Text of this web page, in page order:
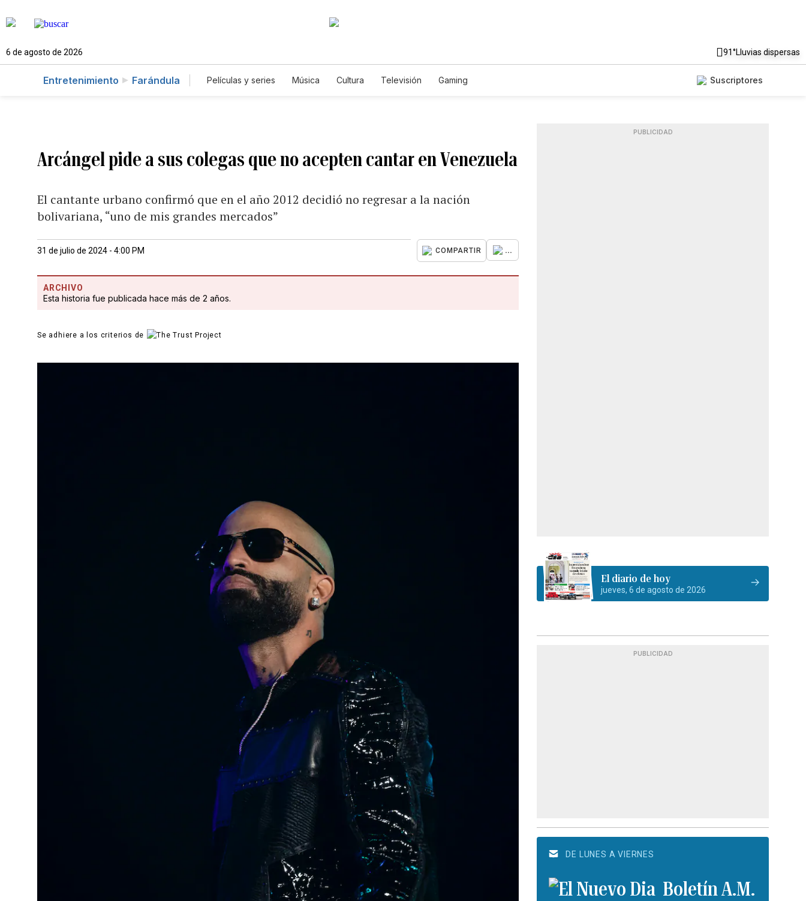
6 de agosto de 2026 91°Lluvias dispersas
Entretenimiento Farándula Películas y series Música Cultura Televisión Gaming Suscriptores
Arcángel pide a sus colegas que no acepten cantar en Venezuela
El cantante urbano confirmó que en el año 2012 decidió no regresar a la nación
bolivariana, “uno de mis grandes mercados”
31 de julio de 2024 - 4:00 PM COMPARTIR ...
ARCHIVO
Esta historia fue publicada hace más de 2 años.
Se adhiere a los criterios de
PUBLICIDAD
El diario de hoy
jueves, 6 de agosto de 2026
PUBLICIDAD
DE LUNES A VIERNES
Boletín A.M.